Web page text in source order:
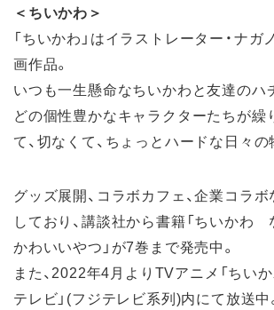
＜ちいかわ＞
「ちいかわ」はイラストレーター・ナ
画作品。
いつも一生懸命なちいかわと友達のハ
どの個性豊かなキャラクターたちが繰
て、切なくて、ちょっとハードな日々の
グッズ展開、コラボカフェ、企業コラ
しており、講談社から書籍「ちいかわ
かわいいやつ」が7巻まで発売中。
また、2022年4月よりTVアニメ「ちいか
テレビ」(フジテレビ系列)内にて放送中